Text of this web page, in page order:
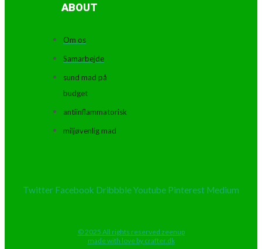
ABOUT
Om os
Samarbejde
sund mad på
budget
antiinflammatorisk
miljøvenlig mad
Twitter Facebook DribbbleYoutube Pinterest Medium
© 2025 All rights reserved zeenup
made with love by crafter.dk